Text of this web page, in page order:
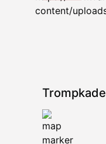
Trompkade